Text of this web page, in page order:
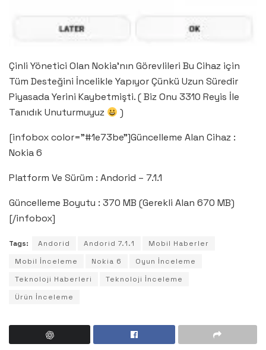
Çinli Yönetici Olan Nokia’nın Görevlileri Bu Cihaz için
Tüm Desteğini İncelikle Yapıyor Çünkü Uzun Süredir
Piyasada Yerini Kaybetmişti. ( Biz Onu 3310 Reyis İle
Tanıdık Unuturmuyuz
)
[infobox color=”#1e73be”]Güncelleme Alan Cihaz :
Nokia 6
Platform Ve Sürüm : Andorid – 7.1.1
Güncelleme Boyutu : 370 MB (Gerekli Alan 670 MB)
[/infobox]
Tags: Andorid Andorid 7.1.1
Mobil Haberler
Mobil İnceleme
Nokia 6
Oyun İnceleme
Teknoloji Haberleri
Teknoloji İnceleme
Ürün İnceleme